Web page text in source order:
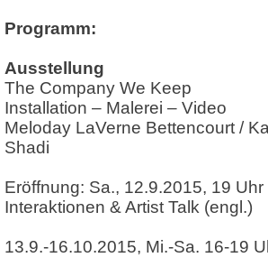
Programm:
Ausstellung
The Company We Keep
Installation – Malerei – Video
Meloday LaVerne Bettencourt /
Shadi
Eröffnung: Sa., 12.9.2015, 19 Uhr
Interaktionen & Artist Talk (engl.)
13.9.-16.10.2015, Mi.-Sa. 16-19